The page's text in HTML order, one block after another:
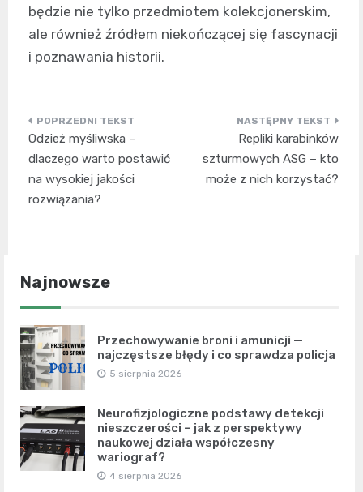
będzie nie tylko przedmiotem kolekcjonerskim,
ale również źródłem niekończącej się fascynacji
i poznawania historii.
Nawigacja
wpisu
Odzież myśliwska –
dlaczego warto postawić
na wysokiej jakości
rozwiązania?
Repliki karabinków
szturmowych ASG – kto
może z nich korzystać?
Najnowsze
Przechowywanie broni i amunicji —
najczęstsze błędy i co sprawdza policja
5 sierpnia 2026
Neurofizjologiczne podstawy detekcji
nieszczerości – jak z perspektywy
naukowej działa współczesny
wariograf?
4 sierpnia 2026